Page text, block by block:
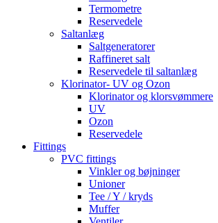
Termometre
Reservedele
Saltanlæg
Saltgeneratorer
Raffineret salt
Reservedele til saltanlæg
Klorinator- UV og Ozon
Klorinator og klorsvømmere
UV
Ozon
Reservedele
Fittings
PVC fittings
Vinkler og bøjninger
Unioner
Tee / Y / kryds
Muffer